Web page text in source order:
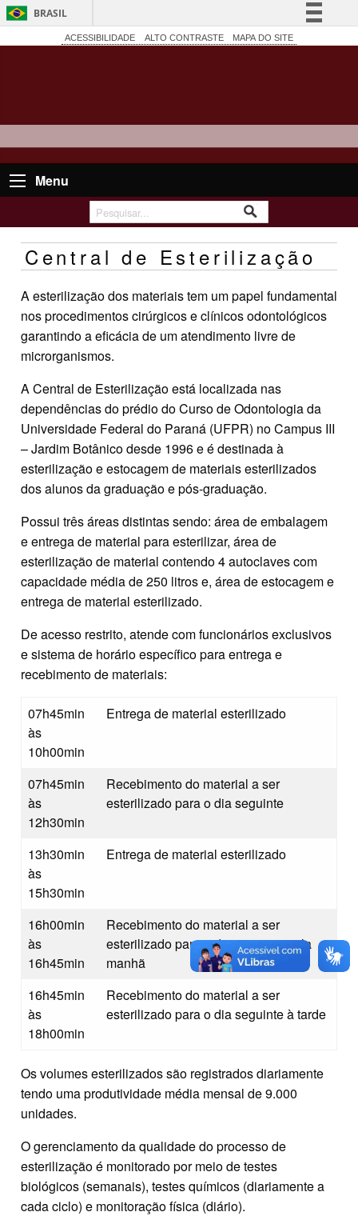
BRASIL
Simplifique!
ACESSIBILIDADE ALTO CONTRASTE MAPA DO SITE
Menu
Central de Esterilização
A esterilização dos materiais tem um papel fundamental
nos procedimentos cirúrgicos e clínicos odontológicos
garantindo a eficácia de um atendimento livre de
microrganismos.
A Central de Esterilização está localizada nas
dependências do prédio do Curso de Odontologia da
Universidade Federal do Paraná (UFPR) no Campus III
– Jardim Botânico desde 1996 e é destinada à
esterilização e estocagem de materiais esterilizados
dos alunos da graduação e pós-graduação.
Possui três áreas distintas sendo: área de embalagem
e entrega de material para esterilizar, área de
esterilização de material contendo 4 autoclaves com
capacidade média de 250 litros e, área de estocagem e
entrega de material esterilizado.
De acesso restrito, atende com funcionários exclusivos
e sistema de horário específico para entrega e
recebimento de materiais:
07h45min
às
10h00min
Entrega de material esterilizado
07h45min
às
12h30min
Recebimento do material a ser
esterilizado para o dia seguinte
13h30min
às
15h30min
Entrega de material esterilizado
16h00min
às
16h45min
Recebimento do material a ser
esterilizado para o dia seguinte pela
manhã
16h45min
às
18h00min
Recebimento do material a ser
esterilizado para o dia seguinte à tarde
Os volumes esterilizados são registrados diariamente
tendo uma produtividade média mensal de 9.000
unidades.
O gerenciamento da qualidade do processo de
esterilização é monitorado por meio de testes
biológicos (semanais), testes químicos (diariamente a
cada ciclo) e monitoração física (diário).